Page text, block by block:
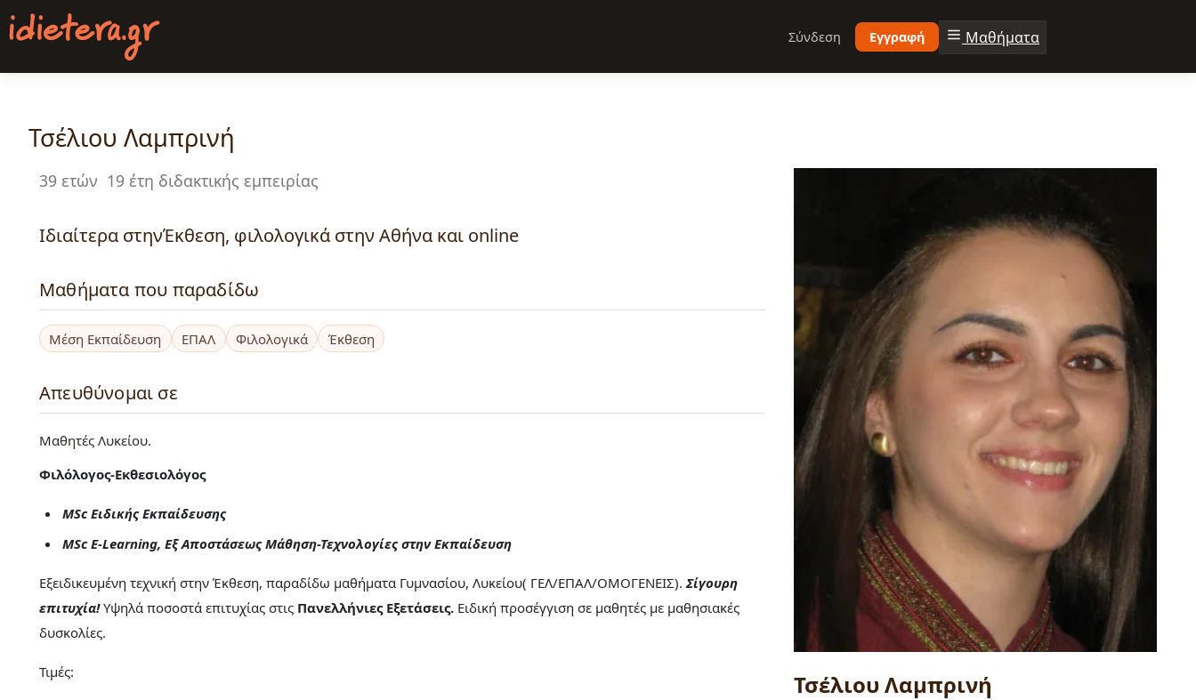
Παράκαμψη
προς
κυρίως
Σύνδεση Εγγραφή Μαθήματα
Τσέλιου Λαμπρινή
39 ετών 19 έτη διδακτικής εμπειρίας
Ιδιαίτερα στηνΈκθεση, φιλολογικά στην Αθήνα και online
Μαθήματα που παραδίδω
Μέση Εκπαίδευση ΕΠΑΛ Φιλολογικά Έκθεση
Απευθύνομαι σε
Μαθητές Λυκείου
Φιλόλογος-Εκθεσιολόγος
MSc Ειδικής Εκπαίδευσης
MSc E-Learning, Εξ Αποστάσεως Μάθηση-Τεχνολογίες στην Εκπαίδευση
Εξειδικευμένη τεχνική στην Έκθεση, παραδίδω μαθήματα Γυμνασίου, Λυκείου( ΓΕΛ/ΕΠΑΛ/ΟΜΟΓΕΝΕΙΣ). Σίγουρη
επιτυχία!Υψηλά ποσοστά επιτυχίας στις Πανελλήνιες Εξετάσεις. Ειδική προσέγγιση σε μαθητές με μαθησιακές
δυσκολίες.
Τιμές: Τσέλιου Λαμπρινή